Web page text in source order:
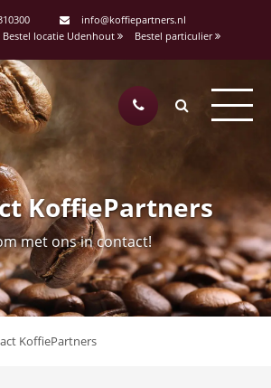
info@koffiepartners.nl
Bestel locatie Udenhout Bestel particulier
KoffiePartners
met ons in contact!
KoffiePartners